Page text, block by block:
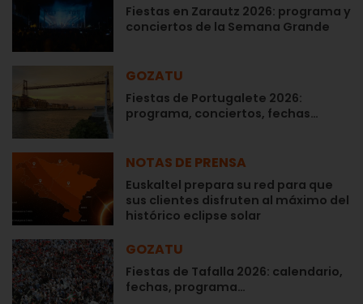
Fiestas en Zarautz 2026: programa y
conciertos de la Semana Grande
GOZATU
Fiestas de Portugalete 2026:
programa, conciertos, fechas…
NOTAS DE PRENSA
Euskaltel prepara su red para que
sus clientes disfruten al máximo del
histórico eclipse solar
GOZATU
Fiestas de Tafalla 2026: calendario,
fechas, programa…